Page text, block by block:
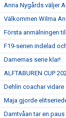
Anna Nygårds väljer
Välkommen Wilma
Första anmälningen
F19-serien indelad
Damernas serie klar!
ALFTABUREN CUP
Dehlin coachar vidare
Maja gjorde
Damtvåan tar en paus